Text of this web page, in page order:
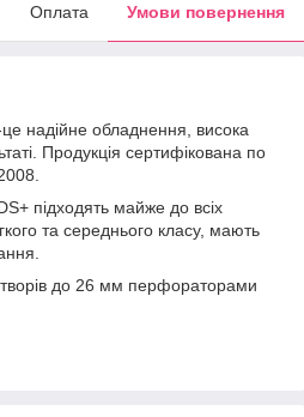
Оплата Умови повернення
надійне обладнення, висока
Продукція сертифікована по
підходять майже до всіх
та середнього класу, мають
до 26 мм перфораторами